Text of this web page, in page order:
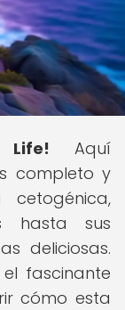
Life! Aquí
completo y
hasta sus
deliciosas.
fascinante
cómo esta